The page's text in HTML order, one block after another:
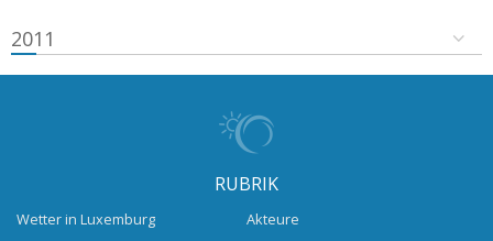
2011
RUBRIK
Wetter in Luxemburg
Akteure